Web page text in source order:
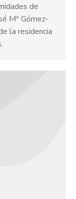
de
Mª Gómez-
la residencia